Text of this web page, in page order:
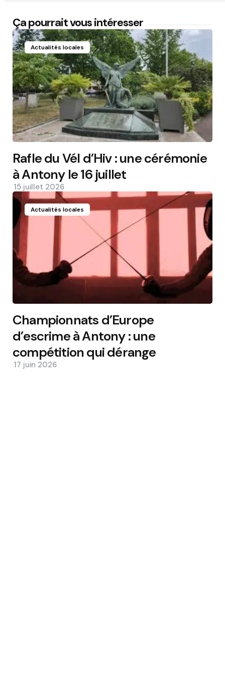
Ça pourrait vous intéresser
Actualités locales
Rafle du Vél d’Hiv : une cérémonie
à Antony le 16 juillet
15 juillet 2026
Actualités locales
Championnats d’Europe
d’escrime à Antony : une
compétition qui dérange
17 juin 2026